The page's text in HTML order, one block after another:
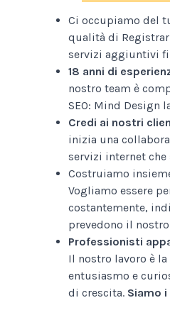
Ci occupiamo del
qualità di
servizi aggiuntivi
18 anni di
nostro team è
SEO: Mind Design
Credi ai nostri
inizia una
servizi internet che
Costruiamo
Vogliamo essere
costantemente,
prevedono il
Professionisti
Il nostro lavoro è
entusiasmo e
di crescita. Siamo